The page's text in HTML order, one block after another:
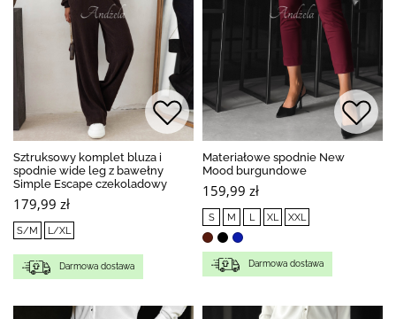
Sztruksowy komplet bluza i
spodnie wide leg z bawełny
Simple Escape czekoladowy
179,99 zł
S/M L/XL
Darmowa dostawa
Materiałowe spodnie New
Mood burgundowe
159,99 zł
S M L XL XXL
Darmowa dostawa